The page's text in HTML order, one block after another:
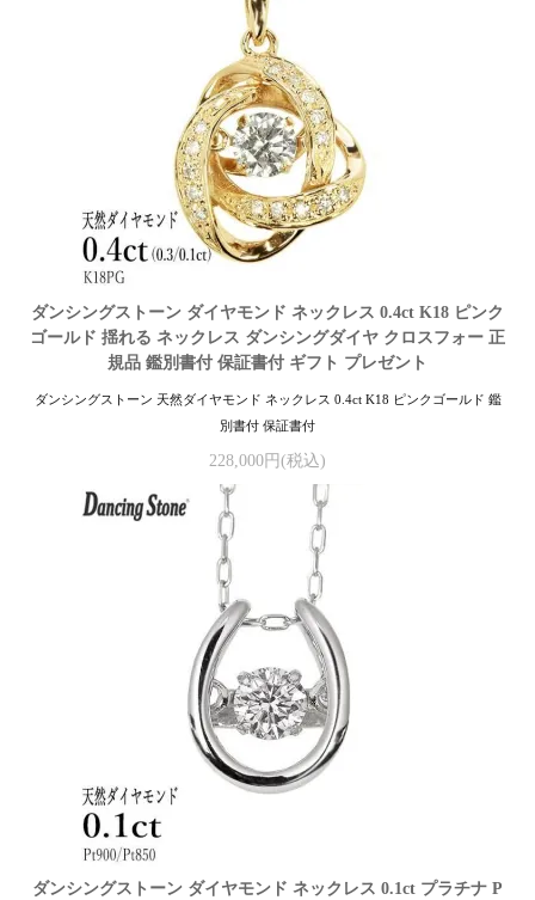
ダンシングストーン ダイヤモンド ネックレス 0.4ct K18 ピンク
ゴールド 揺れる ネックレス ダンシングダイヤ クロスフォー 正
規品 鑑別書付 保証書付 ギフト プレゼント
ダンシングストーン 天然ダイヤモンド ネックレス 0.4ct K18 ピンクゴールド 鑑
別書付 保証書付
228,000円(税込)
ダンシングストーン ダイヤモンド ネックレス 0.1ct プラチナ P